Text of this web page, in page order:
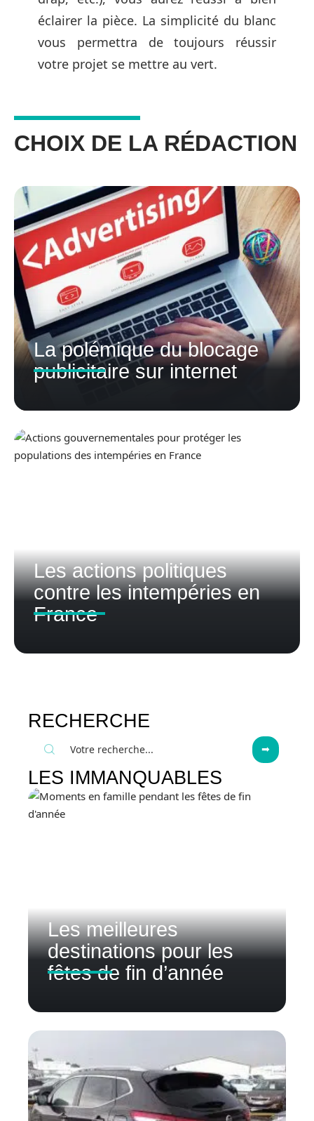
éclairer la pièce. La simplicité du blanc
vous permettra de toujours réussir
votre projet se mettre au vert.
CHOIX DE LA RÉDACTION
La polémique du blocage
publicitaire sur internet
Les actions politiques
contre les intempéries en
France
RECHERCHE
LES IMMANQUABLES
Les meilleures
destinations pour les
fêtes de fin d’année